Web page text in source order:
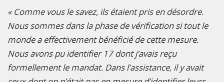
« Comme vous le savez, ils étaient pris en désordre.
Nous sommes dans la phase de vérification si tout le
monde a effectivement bénéficié de cette mesure.
Nous avons pu identifier 17 dont j’avais reçu
formellement le mandat. Dans l’assistance, il y avait